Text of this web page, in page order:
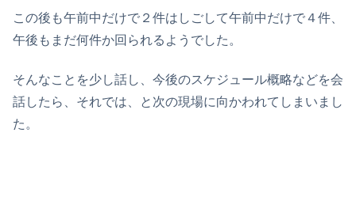
この後も午前中だけで２件はしごして午前中だけで４件、
午後もまだ何件か回られるようでした。
そんなことを少し話し、今後のスケジュール概略などを会
話したら、それでは、と次の現場に向かわれてしまいまし
た。